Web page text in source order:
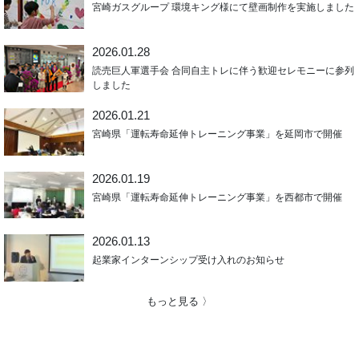
宮崎ガスグループ 環境キング様にて壁画制作を実施しました
2026.01.28
読売巨人軍選手会 合同自主トレに伴う歓迎セレモニーに参列
しました
2026.01.21
宮崎県「運転寿命延伸トレーニング事業」を延岡市で開催
2026.01.19
宮崎県「運転寿命延伸トレーニング事業」を西都市で開催
2026.01.13
起業家インターンシップ受け入れのお知らせ
もっと見る 〉